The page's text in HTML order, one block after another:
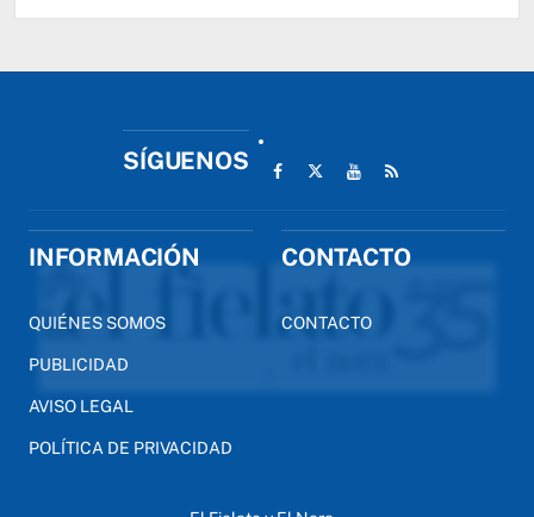
SÍGUENOS
INFORMACIÓN
QUIÉNES SOMOS
PUBLICIDAD
AVISO LEGAL
POLÍTICA DE PRIVACIDAD
CONTACTO
CONTACTO